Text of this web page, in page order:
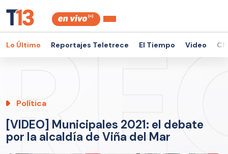
Lo Último Reportajes Teletrece El Tiempo Video
Política
[VIDEO] Municipales 2021: el debate
por la alcaldía de Viña del Mar